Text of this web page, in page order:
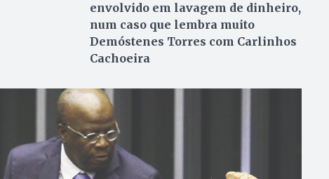
envolvido em lavagem de dinheiro,
num caso que lembra muito
Demóstenes Torres com Carlinhos
Cachoeira